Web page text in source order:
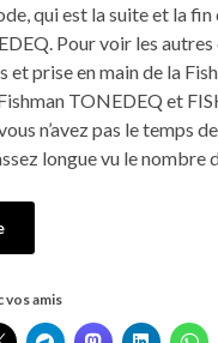
qui est la suite et la
Pour voir les autres
et prise en main de la
TONEDEQ et
n’avez pas le temps
longue vu le nombre
vos amis